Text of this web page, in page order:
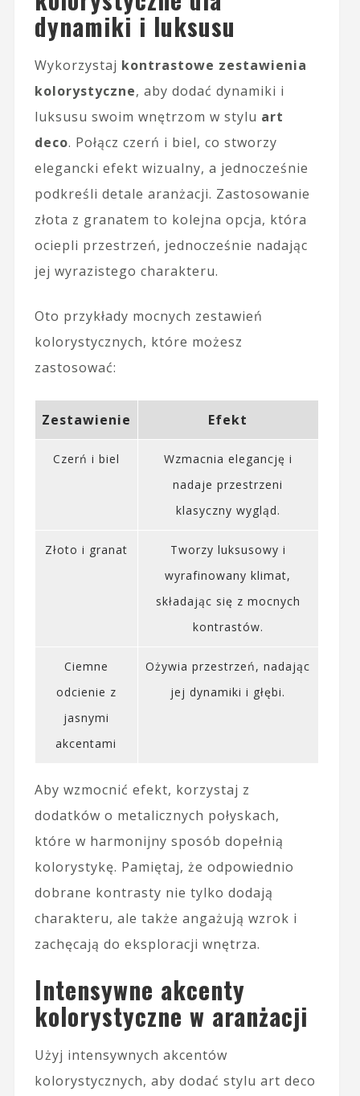
dynamiki i luksusu
Wykorzystaj kontrastowe zestawienia
kolorystyczne, aby dodać dynamiki i
luksusu swoim wnętrzom w stylu art
deco. Połącz czerń i biel, co stworzy
elegancki efekt wizualny, a jednocześnie
podkreśli detale aranżacji. Zastosowanie
złota z granatem to kolejna opcja, która
ociepli przestrzeń, jednocześnie nadając
jej wyrazistego charakteru.
Oto przykłady mocnych zestawień
kolorystycznych, które możesz
zastosować:
Zestawienie Efekt
Czerń i biel
Wzmacnia elegancję i
nadaje przestrzeni
klasyczny wygląd.
Złoto i granat
Tworzy luksusowy i
wyrafinowany klimat,
składając się z mocnych
kontrastów.
Ciemne
odcienie z
jasnymi
akcentami
Ożywia przestrzeń, nadając
jej dynamiki i głębi.
Aby wzmocnić efekt, korzystaj z
dodatków o metalicznych połyskach,
które w harmonijny sposób dopełnią
kolorystykę. Pamiętaj, że odpowiednio
dobrane kontrasty nie tylko dodają
charakteru, ale także angażują wzrok i
zachęcają do eksploracji wnętrza.
Intensywne akcenty
kolorystyczne w aranżacji
Użyj intensywnych akcentów
kolorystycznych, aby dodać stylu art deco